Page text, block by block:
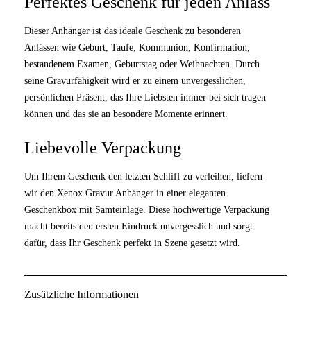
Dieser Anhänger ist das ideale Geschenk zu besonderen
Anlässen wie Geburt, Taufe, Kommunion, Konfirmation,
bestandenem Examen, Geburtstag oder Weihnachten. Durch
seine Gravurfähigkeit wird er zu einem unvergesslichen,
persönlichen Präsent, das Ihre Liebsten immer bei sich tragen
können und das sie an besondere Momente erinnert.
Liebevolle Verpackung
Um Ihrem Geschenk den letzten Schliff zu verleihen, liefern
wir den Xenox Gravur Anhänger in einer eleganten
Geschenkbox mit Samteinlage. Diese hochwertige Verpackung
macht bereits den ersten Eindruck unvergesslich und sorgt
dafür, dass Ihr Geschenk perfekt in Szene gesetzt wird.
Zusätzliche Informationen